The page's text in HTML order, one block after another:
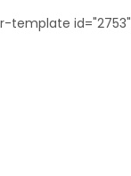
template id="2753"]